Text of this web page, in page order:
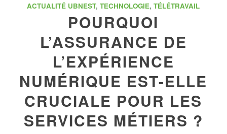
ACTUALITÉ UBNEST,TECHNOLOGIE,TÉLÉTRAVAIL
POURQUOI
L’ASSURANCE DE
L’EXPÉRIENCE
NUMÉRIQUE EST-ELLE
CRUCIALE POUR LES
SERVICES MÉTIERS ?